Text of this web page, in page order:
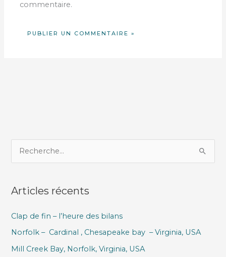
commentaire.
e
h
r
c
h
Articles récents
Clap de fin – l’heure des bilans
Norfolk – Cardinal , Chesapeake bay – Virginia, USA
Mill Creek Bay, Norfolk, Virginia, USA